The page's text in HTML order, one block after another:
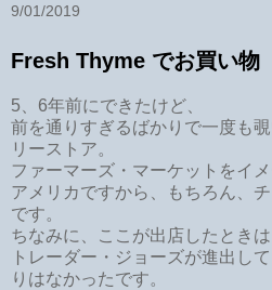
9/01/2019
Fresh Thyme でお買い
5、6年前にできたけど、
前を通りすぎるばかりで一度も
リーストア。
ファーマーズ・マーケットをイ
アメリカですから、もちろん、
です。
ちなみに、ここが出店したときは
トレーダー・ジョーズが進出し
りはなかったです。